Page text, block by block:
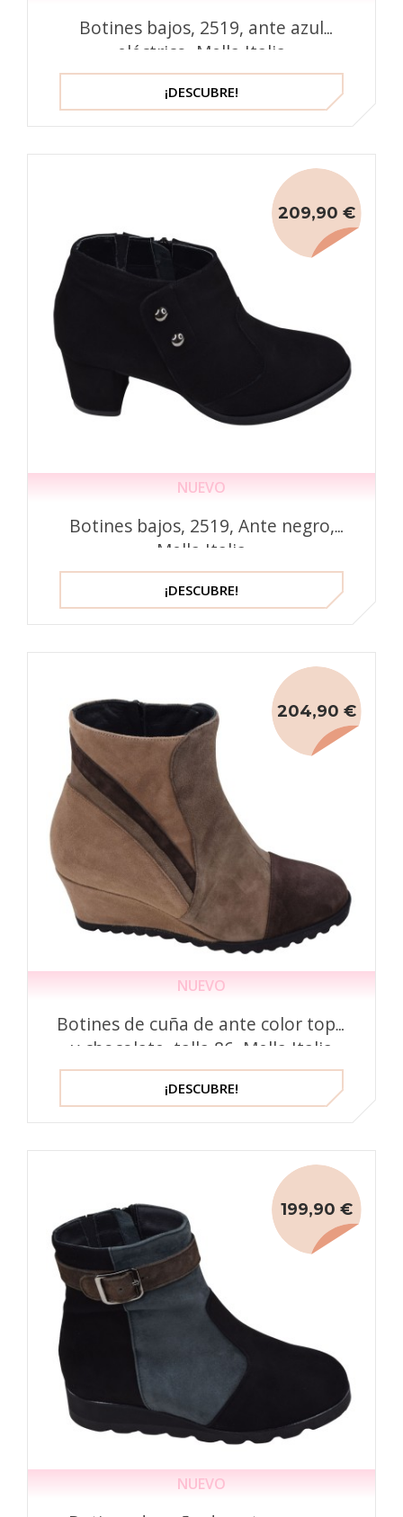
Botines bajos, 2519, ante azul
eléctrico, Mella Italia
¡DESCUBRE!
NUEVO
Botines bajos, 2519, Ante negro,
Mella Italia
209,90 €
¡DESCUBRE!
NUEVO
Botines de cuña de ante color topo
y chocolate, talla 86, Mella Italia
204,90 €
¡DESCUBRE!
NUEVO
199,90 €